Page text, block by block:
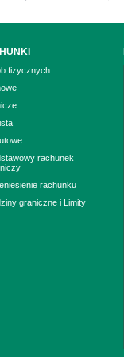
fizycznych
rachunek
rachunku
graniczne i Limity